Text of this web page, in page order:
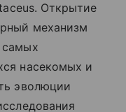
Открытие
механизм
самых
насекомых и
эволюции